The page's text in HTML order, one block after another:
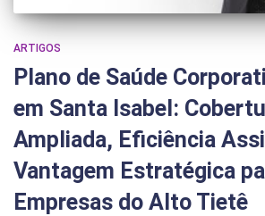
ARTIGOS
Plano de Saúde
em Santa Isabel:
Ampliada, Eficiência
Vantagem Estratégica
Empresas do Alto Tietê